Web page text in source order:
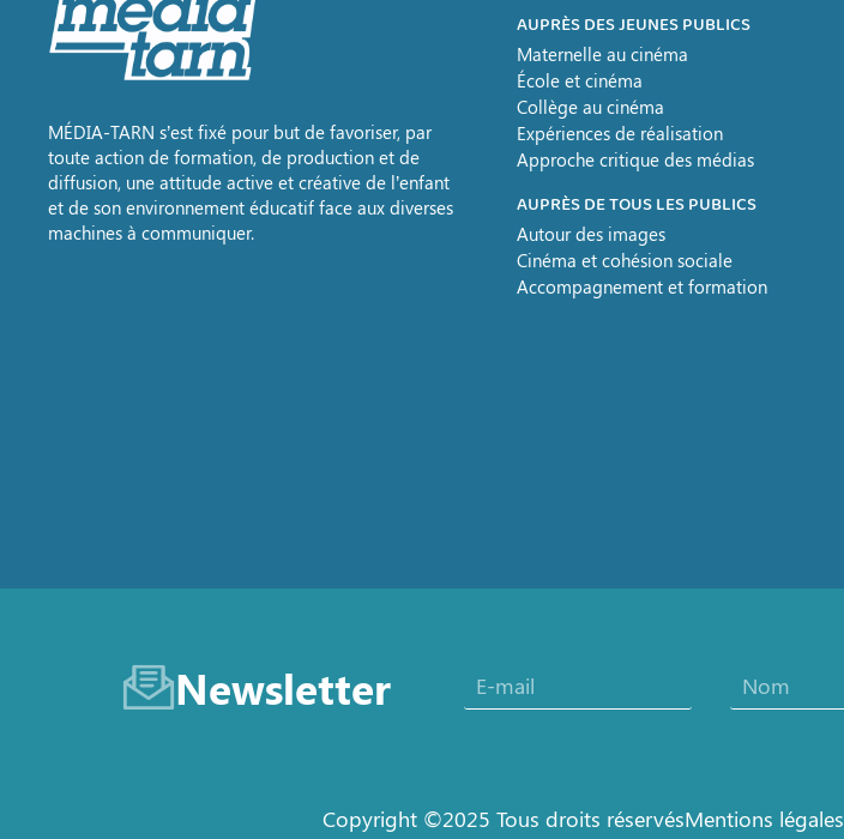
MÉDIA-TARN s’est fixé pour but de favoriser, par
toute action de formation, de production et de
diffusion, une attitude active et créative de l’enfant
et de son environnement éducatif face aux diverses
machines à communiquer.
AUPRÈS DES JEUNES PUBLICS
Maternelle au cinéma
École et cinéma
Collège au cinéma
Expériences de réalisation
Approche critique des médias
AUPRÈS DE TOUS LES PUBLICS
Autour des images
Cinéma et cohésion sociale
Accompagnement et formation
Newsletter
Copyright ©2025 Tous droits réservésMentions légales